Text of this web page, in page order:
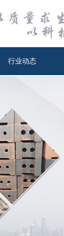
行业动态